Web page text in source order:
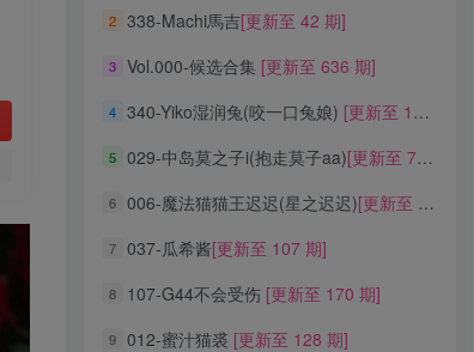
2 338-Machi馬吉[更新至 42 期]
3 Vol.000-候选合集 [更新至 636 期]
4 340-Yiko湿润兔(咬一口兔娘) [更新至 136 期]
5 029-中岛莫之子i(抱走莫子aa)[更新至 76 期]
6 006-魔法猫猫王迟迟(星之迟迟)[更新至 320 期]
7 037-瓜希酱[更新至 107 期]
8 107-G44不会受伤 [更新至 170 期]
9 012-蜜汁猫裘 [更新至 128 期]
2 338-Machi馬吉[更新至 42 期]
3 Vol.000-候选合集 [更新至 636 期]
4 340-Yiko湿润兔(咬一口兔娘) [更新至 136 期]
5 029-中岛莫之子i(抱走莫子aa)[更新至 76 期]
6 006-魔法猫猫王迟迟(星之迟迟)[更新至 320 期]
7 037-瓜希酱[更新至 107 期]
8 107-G44不会受伤 [更新至 170 期]
9 012-蜜汁猫裘 [更新至 128 期]